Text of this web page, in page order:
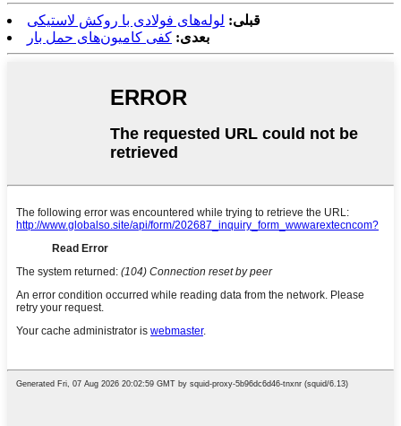
قبلی: لوله‌های فولادی با روکش لاستیکی
بعدی: کفی کامیون‌های حمل بار